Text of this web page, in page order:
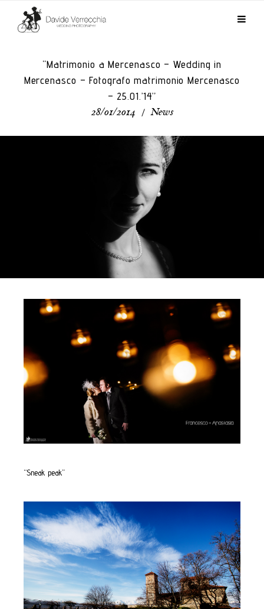
“Matrimonio a Mercenasco – Wedding in
Mercenasco – Fotografo matrimonio Mercenasco
– 25.01.’14”
28/01/2014 / News
“Sneak peak”